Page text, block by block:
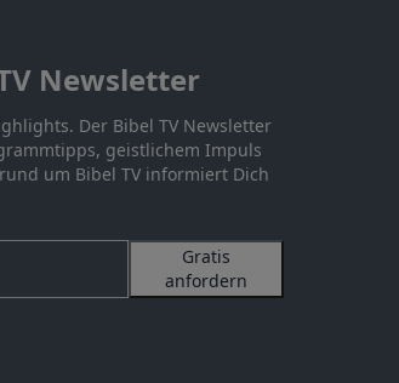
Newsletter
Der Bibel TV Newsletter
geistlichem Impuls
um Bibel TV informiert Dich
Gratis
anfordern